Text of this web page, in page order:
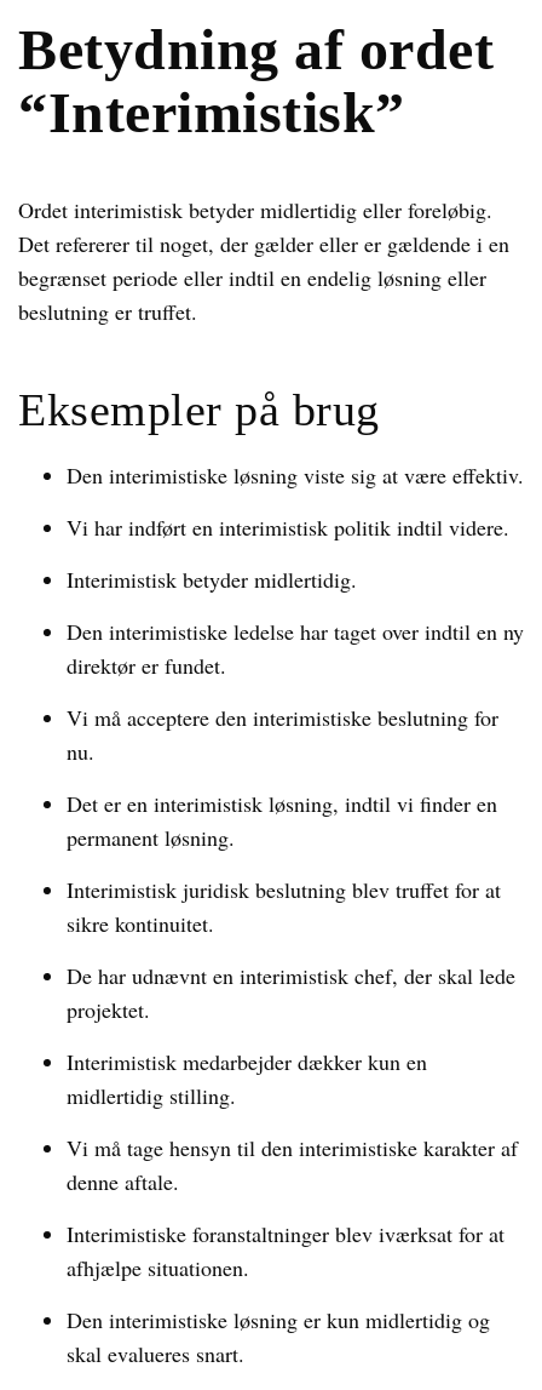
Betydning af ordet
“Interimistisk”
Ordet interimistisk betyder midlertidig eller foreløbig.
Det refererer til noget, der gælder eller er gældende i en
begrænset periode eller indtil en endelig løsning eller
beslutning er truffet.
Eksempler på brug
Den interimistiske løsning viste sig at være effektiv.
Vi har indført en interimistisk politik indtil videre.
Interimistisk betyder midlertidig.
Den interimistiske ledelse har taget over indtil en ny
direktør er fundet.
Vi må acceptere den interimistiske beslutning for
nu.
Det er en interimistisk løsning, indtil vi finder en
permanent løsning.
Interimistisk juridisk beslutning blev truffet for at
sikre kontinuitet.
De har udnævnt en interimistisk chef, der skal lede
projektet.
Interimistisk medarbejder dækker kun en
midlertidig stilling.
Vi må tage hensyn til den interimistiske karakter af
denne aftale.
Interimistiske foranstaltninger blev iværksat for at
afhjælpe situationen.
Den interimistiske løsning er kun midlertidig og
skal evalueres snart.